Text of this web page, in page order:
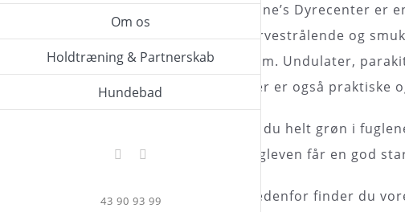
Om os
Holdtræning & Partnerskab
Hundebad
Facebook
43 90 93 99
Anne’s Dyrecenter er
farvestrålende og
dem. Undulater,
Her er også
Er du helt grøn i
fugleven får en god
Nedenfor finder du